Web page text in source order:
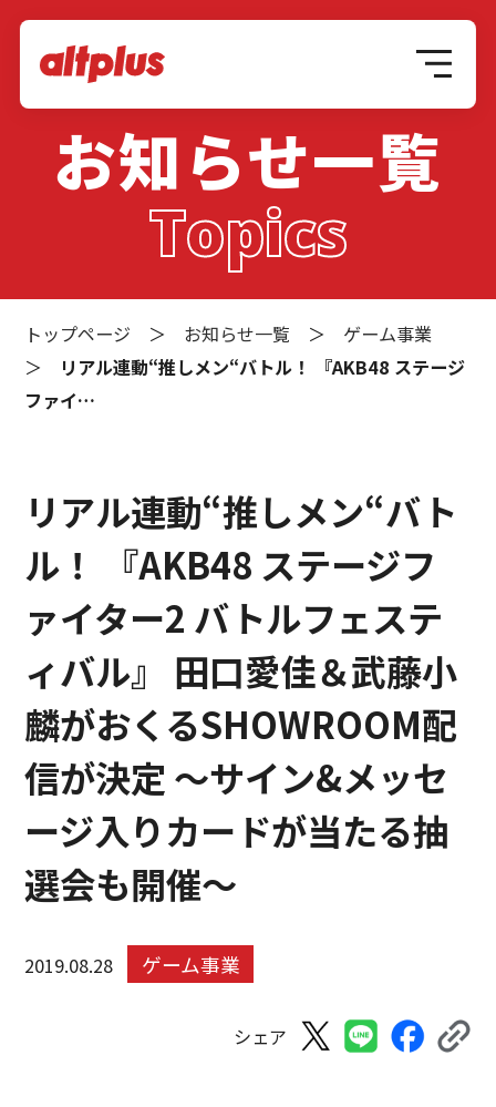
お知らせ一覧
Topics
トップページ ＞ お知らせ一覧 ＞ ゲーム事業
＞
リアル連動“推しメン“バトル！ 『AKB48 ステージ
ファイ…
リアル連動“推しメン“バト
ル！ 『AKB48 ステージフ
ァイター2 バトルフェステ
ィバル』 田口愛佳＆武藤小
麟がおくるSHOWROOM配
信が決定 ～サイン&メッセ
ージ入りカードが当たる抽
選会も開催～
2019.08.28 ゲーム事業
シェア